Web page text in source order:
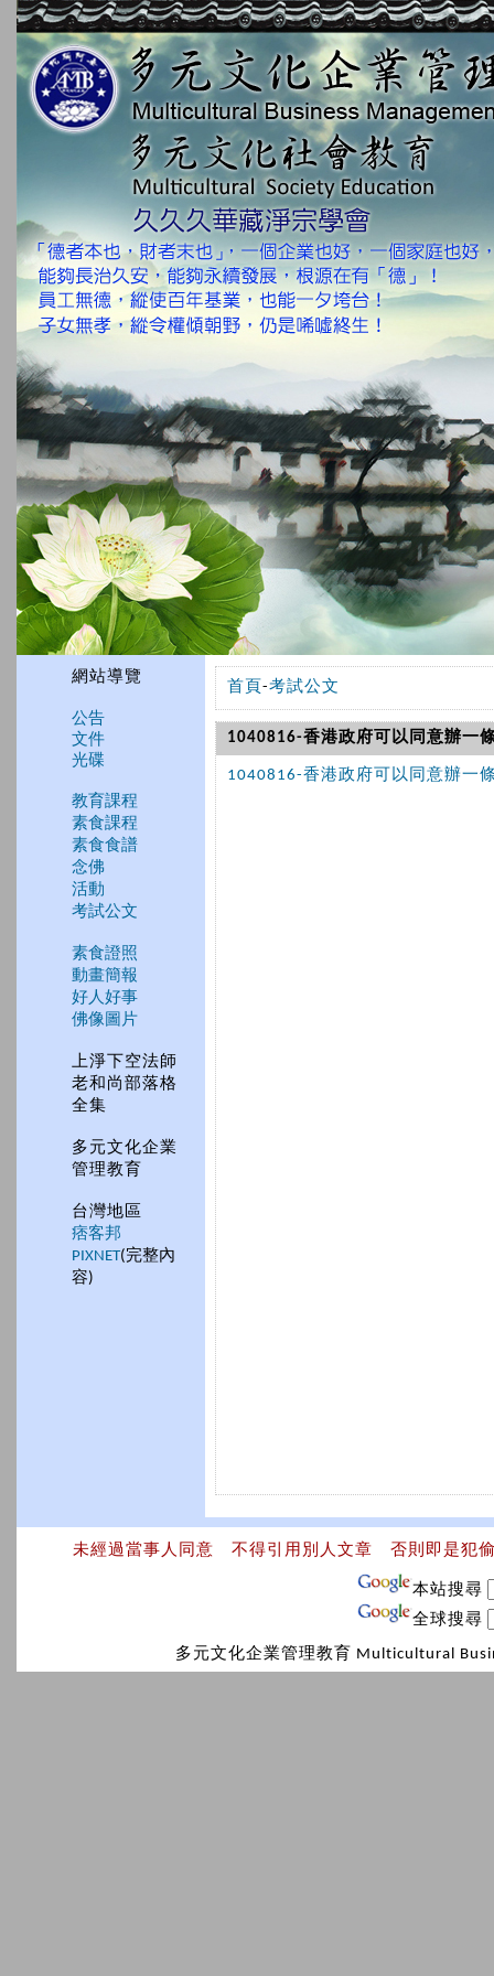
網站導覽
公告
文件
光碟
教育課程
素食課程
素食食譜
念佛
活動
考試公文
素食證照
動畫簡報
好人好事
佛像圖片
上淨下空法師
老和尚部落格
全集
多元文化企業
管理教育
台灣地區
痞客邦
PIXNET(完整內
容)
首頁-考試公文
1040816-香港政府可以同意辦一
1040816-香港政府可以同意辦一
未經過當事人同意 不得引用別人文章 否則即是犯
本站搜尋
全球搜尋
多元文化企業管理教育 Multicultural